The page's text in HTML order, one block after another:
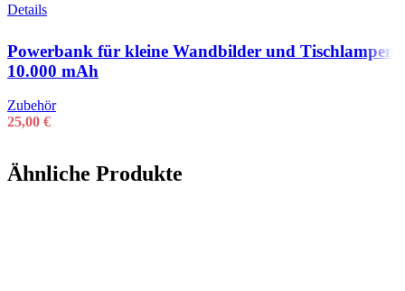
Details
Powerbank für kleine Wandbilder und Tischlampen
10.000 mAh
Zubehör
25,00 €
Ähnliche Produkte